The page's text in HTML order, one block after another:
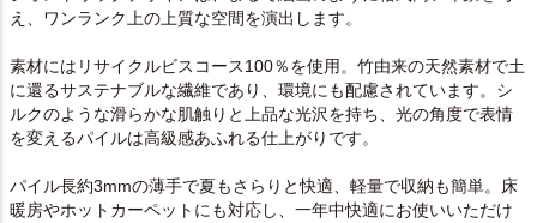
え、ワンランク上の上質な空間を演出します。
素材にはリサイクルビスコース100％を使用。竹由来の天然素材で土
に還るサステナブルな繊維であり、環境にも配慮されています。シ
ルクのような滑らかな肌触りと上品な光沢を持ち、光の角度で表情
を変えるパイルは高級感あふれる仕上がりです。
パイル長約3mmの薄手で夏もさらりと快適、軽量で収納も簡単。床
暖房やホットカーペットにも対応し、一年中快適にお使いいただけ